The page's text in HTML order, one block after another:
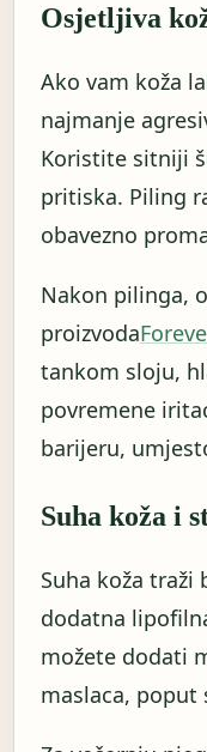
Osjetljiva
Ako vam koža
najmanje
Koristite sitniji
pritiska. Piling
obavezno
Nakon pilinga,
proizvoda
tankom sloju,
povremene
barijeru,
Suha koža i
Suha koža traži
dodatna
možete dodati
maslaca, poput